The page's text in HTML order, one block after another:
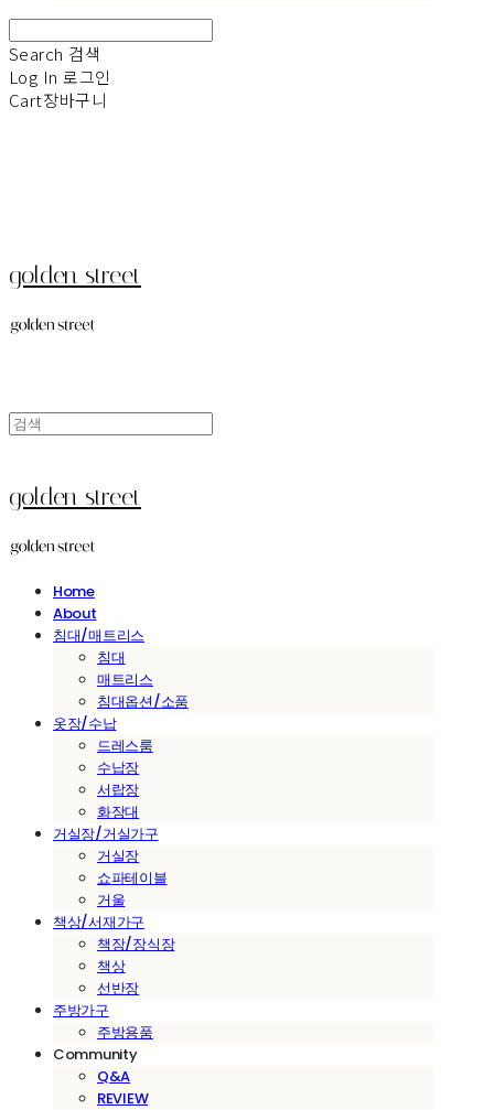
Search 검색
Log In 로그인
Cart장바구니
golden street
golden street
Home
About
침대/매트리스
침대
매트리스
침대옵션/소품
옷장/수납
드레스룸
수납장
서랍장
화장대
거실장/거실가구
거실장
쇼파테이블
거울
책상/서재가구
책장/장식장
책상
선반장
주방가구
주방용품
Community
Q&A
REVIEW